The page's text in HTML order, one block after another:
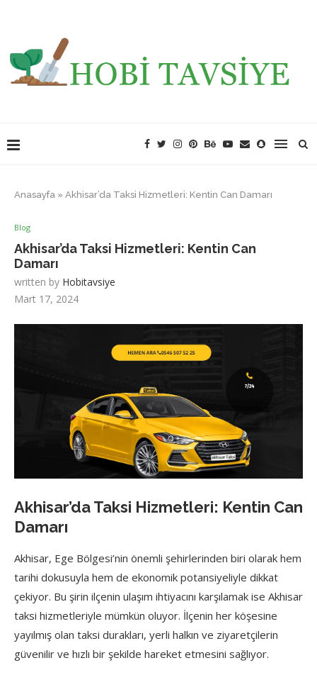
Anasayfa » Akhisar’da Taksi Hizmetleri: Kentin Can Damarı
Blog
Akhisar’da Taksi Hizmetleri: Kentin Can
Damarı
written by Hobitavsiye
Mart 17, 2024
Akhisar’da Taksi Hizmetleri: Kentin Can
Damarı
Akhisar, Ege Bölgesi’nin önemli şehirlerinden biri olarak hem
tarihi dokusuyla hem de ekonomik potansiyeliyle dikkat
çekiyor. Bu şirin ilçenin ulaşım ihtiyacını karşılamak ise Akhisar
taksi hizmetleriyle mümkün oluyor. İlçenin her köşesine
yayılmış olan taksi durakları, yerli halkın ve ziyaretçilerin
güvenilir ve hızlı bir şekilde hareket etmesini sağlıyor.